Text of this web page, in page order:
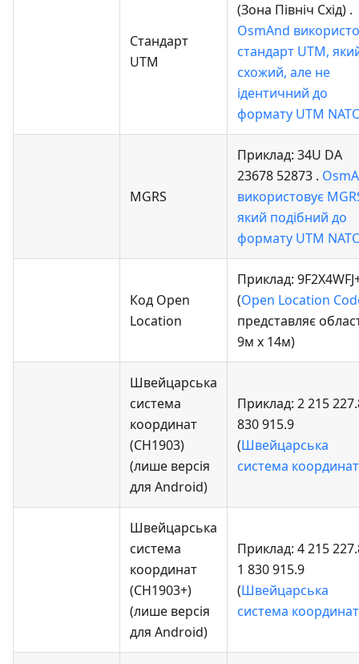
Стандарт
UTM
(Зона Північ Схід) .
OsmAnd
стандарт UTM,
схожий, але не
ідентичний до
формату UTM
MGRS
Приклад: 34U DA
23678 52873 .
використовує
який подібний до
формату UTM
Код Open
Location
Приклад:
(Open Location
представляє
9м x 14м)
Швейцарська
система
координат
(CH1903)
(лише версія
для Android)
Приклад: 2 215
830 915.9
(Швейцарська
система координат
Швейцарська
система
координат
(CH1903+)
(лише версія
для Android)
Приклад: 4 215
1 830 915.9
(Швейцарська
система координат